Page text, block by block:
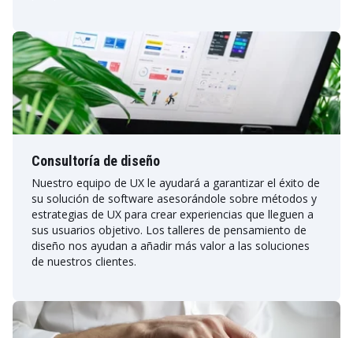
Consultoría de diseño
Nuestro equipo de UX le ayudará a garantizar el éxito de
su solución de software asesorándole sobre métodos y
estrategias de UX para crear experiencias que lleguen a
sus usuarios objetivo. Los talleres de pensamiento de
diseño nos ayudan a añadir más valor a las soluciones
de nuestros clientes.